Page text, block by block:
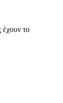
έχουν το